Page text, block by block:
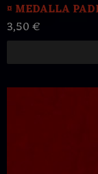
¤ MEDALLA
3,50 €